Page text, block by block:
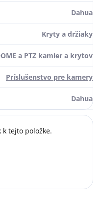
Dahua
Kryty a držiaky
a PTZ kamier a krytov
Príslušenstvo pre kamery
Dahua
tejto položke.